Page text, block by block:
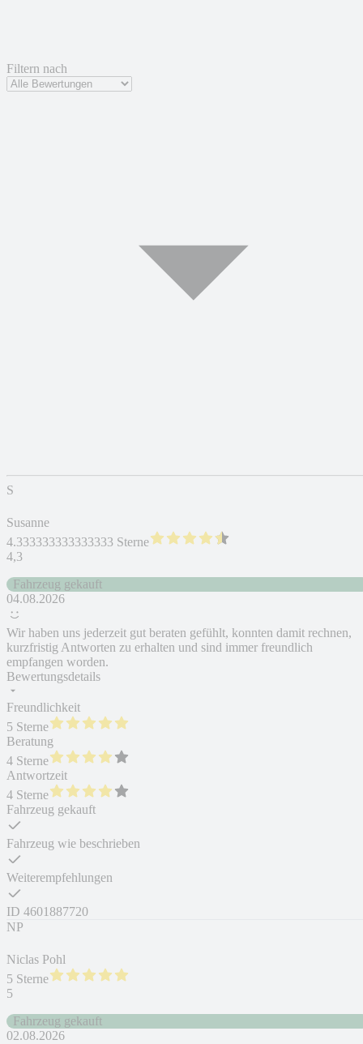
Filtern nach
S
Susanne
4.333333333333333 Sterne
4,3
Fahrzeug gekauft
04.08.2026
Wir haben uns jederzeit gut beraten gefühlt, konnten damit rechnen,
kurzfristig Antworten zu erhalten und sind immer freundlich
empfangen worden.
Bewertungsdetails
Freundlichkeit
5 Sterne
Beratung
4 Sterne
Antwortzeit
4 Sterne
Fahrzeug gekauft
Fahrzeug wie beschrieben
Weiterempfehlungen
ID 4601887720
NP
Niclas Pohl
5 Sterne
5
Fahrzeug gekauft
02.08.2026